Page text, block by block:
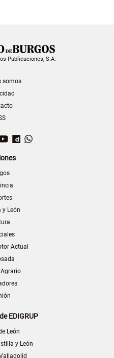
Publicaciones, S.A.
somos
YouTubeDailymotion
y León
Actual
EDIGRUP
León
y León